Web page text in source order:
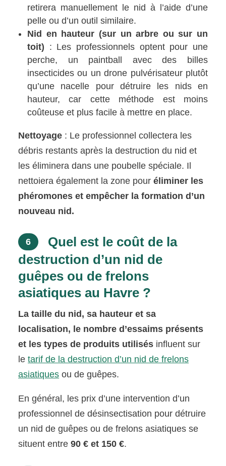
retirera manuellement le nid à l’aide d’une
pelle ou d’un outil similaire.
Nid en hauteur (sur un arbre ou sur un
toit) : Les professionnels optent pour une
perche, un paintball avec des billes
insecticides ou un drone pulvérisateur plutôt
qu’une nacelle pour détruire les nids en
hauteur, car cette méthode est moins
coûteuse et plus facile à mettre en place.
Nettoyage : Le professionnel collectera les
débris restants après la destruction du nid et
les éliminera dans une poubelle spéciale. Il
nettoiera également la zone pouréliminer les
phéromones et empêcher la formation d’un
nouveau nid.
6
Quel est le coût de la
destruction d’un nid de
guêpes ou de frelons
asiatiques au Havre ?
La taille du nid, sa hauteur et sa
localisation, le nombre d’essaims présents
et les types de produits utilisés influent sur
letarif de la destruction d’un nid de frelons
asiatiques ou de guêpes.
En général, les prix d’une intervention d’un
professionnel de désinsectisation pour détruire
un nid de guêpes ou de frelons asiatiques se
situent entre90 € et 150 €.